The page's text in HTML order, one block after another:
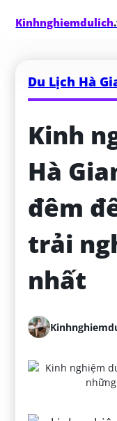
Kinhnghiemdulich
Du Lịch Hà
Kinh
Hà
đêm
trải
nhất